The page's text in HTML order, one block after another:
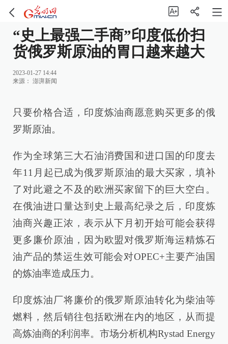
“史上最强二手商”印度低价扫
货俄罗斯原油的胃口越来越大
2023-01-27 14:44
来源： 澎湃新闻
只要价格合适，印度炼油商愿意购买更多的俄
罗斯原油。
作为全球第三大石油消费国和进口国的印度去
年11月起已成为俄罗斯原油的最大买家，填补
了对此避之不及的欧洲买家留下的巨大空白。
在俄油进口量达到史上最高纪录之后，印度炼
油商兴趣正浓，表示从下月初开始可能会获得
更多廉价原油，因为欧盟对俄罗斯海运精炼石
油产品的禁运生效可能会对OPEC+主要产油国
的炼油率造成压力。
印度炼油厂将廉价的俄罗斯原油转化为柴油等
燃料，然后销往包括欧洲在内的地区，从而提
高炼油商的利润率。市场分析机构Rystad Energy